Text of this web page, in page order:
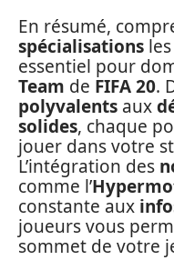
En résumé,
spécialisations
essentiel pour
Team de FIFA 20.
polyvalents aux
solides, chaque
jouer dans votre
L’intégration des
comme l’
constante aux
joueurs vous
sommet de votre